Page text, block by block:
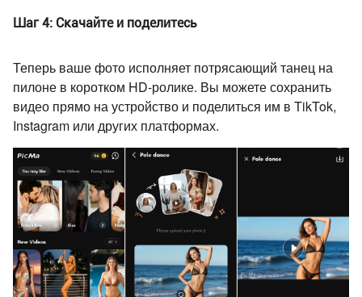
Шаг 4: Скачайте и поделитесь
Теперь ваше фото исполняет потрясающий танец на
пилоне в коротком HD-ролике. Вы можете сохранить
видео прямо на устройство и поделиться им в TikTok,
Instagram или других платформах.